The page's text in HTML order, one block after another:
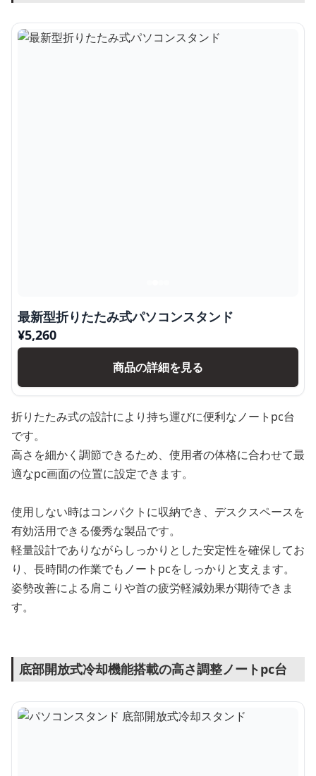
最新型折りたたみ式パソコンスタンド
¥5,260
商品の詳細を見る
折りたたみ式の設計により持ち運びに便利なノートpc台
です。
高さを細かく調節できるため、使用者の体格に合わせて最
適なpc画面の位置に設定できます。
使用しない時はコンパクトに収納でき、デスクスペースを
有効活用できる優秀な製品です。
軽量設計でありながらしっかりとした安定性を確保してお
り、長時間の作業でもノートpcをしっかりと支えます。
姿勢改善による肩こりや首の疲労軽減効果が期待できま
す。
底部開放式冷却機能搭載の高さ調整ノートpc台